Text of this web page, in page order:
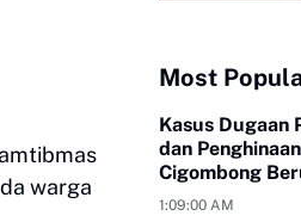
warga
Most
Kasus Dugaan
dan
Cigombong
Laporan Polisi
1:09:00 AM